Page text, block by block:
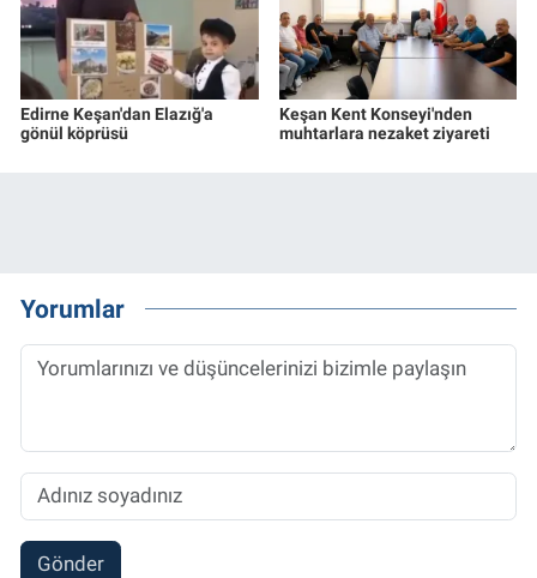
Edirne Keşan'dan Elazığ'a
gönül köprüsü
Keşan Kent Konseyi'nden
muhtarlara nezaket ziyareti
Yorumlar
Gönder